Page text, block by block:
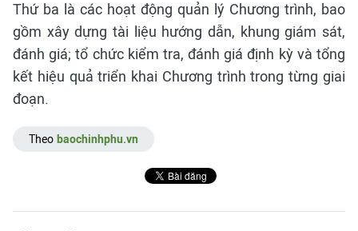
Thứ ba là các hoạt động quản lý Chương trình, bao
gồm xây dựng tài liệu hướng dẫn, khung giám sát,
đánh giá; tổ chức kiểm tra, đánh giá định kỳ và tổng
kết hiệu quả triển khai Chương trình trong từng giai
đoạn.
Theo baochinhphu.vn